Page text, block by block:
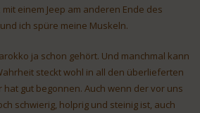
einem Jeep am anderen Ende des
ich spüre meine Muskeln.
ja schon gehört. Und manchmal kann
steckt wohl in all den überlieferten
hat gut begonnen. Auch wenn der vor uns
schwierig, holprig und steinig ist, auch